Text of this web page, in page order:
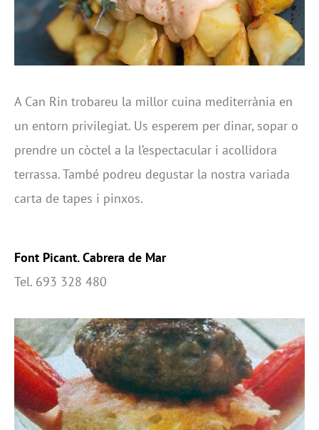
A Can Rin trobareu la millor cuina mediterrània en
un entorn privilegiat. Us esperem per dinar, sopar o
prendre un còctel a la l’espectacular i acollidora
terrassa. També podreu degustar la nostra variada
carta de tapes i pinxos.
Font Picant. Cabrera de Mar
Tel. 693 328 480